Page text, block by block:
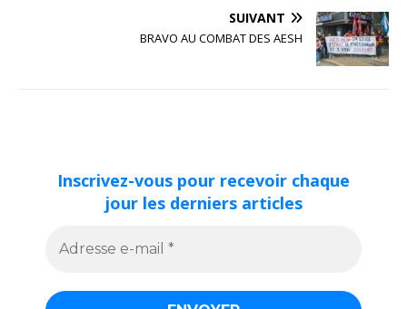
SUIVANT
BRAVO AU COMBAT DES AESH
Inscrivez-vous pour recevoir chaque
jour les derniers articles